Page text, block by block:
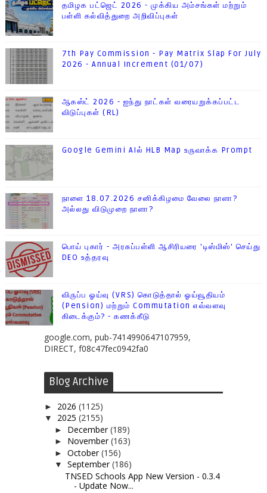
தமிழக பட்ஜெட் 2026 - முக்கிய அம்சங்கள் மற்றும்
பள்ளி கல்வித்துறை அறிவிப்புகள்
7th Pay Commission - Pay Matrix Slap For July
2026 - Annual Increment (01/07)
ஆகஸ்ட் 2026 - ஐந்து நாட்கள் வரையறுக்கப்பட்ட
விடுப்புகள் (RL)
Google Gemini AIல் HLB Map உருவாக்க Prompt
நாளை 18.07.2026 சனிக்கிழமை வேலை நாளா?
அல்லது விடுமுறை நாளா?
பொய் புகார் - அரசுப்பள்ளி ஆசிரியரை 'டிஸ்மிஸ்' செய்து
DEO உத்தரவு
விருப்ப ஓய்வு (VRS) கொடுத்தால் ஓய்வூதியம்
(Pension) மற்றும் Commutation எவ்வளவு
கிடைக்கும்? - கணக்கீடு
google.com, pub-7414990647107959,
DIRECT, f08c47fec0942fa0
Blog Archive
► 2026 (1125)
▼ 2025 (2155)
► December(189)
► November(163)
► October(156)
▼ September(186)
TNSED Schools App New Version - 0.3.4
- Update Now...